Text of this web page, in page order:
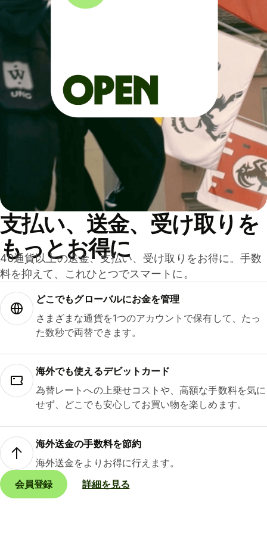
支払い、送金、受け取りを
もっとお得に
40通貨以上の送金、支払い、受け取りをお得に。手数
料を抑えて、これひとつでスマートに。
どこでもグ⁠ロ⁠ー⁠バ⁠ルにお金を管理
さまざまな通貨を1つのアカウントで保有して、たっ
た数秒で両替できます。
海外でも使えるデビットカード
為替レートへの上乗せコストや、高額な手数料を気に
せず、どこでも安心してお買い物を楽しめます。
海外送金の手数料を節約
海外送金をよりお得に行えます。
会員登録
詳細を見る